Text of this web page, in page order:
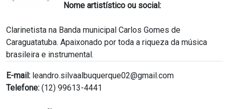
Nome artistístico ou social:
Clarinetista na Banda municipal Carlos Gomes de
Caraguatatuba. Apaixonado por toda a riqueza da música
brasileira e instrumental.
E-mail: leandro.silvaalbuquerque02@gmail.com
Telefone: (12) 99613-4441